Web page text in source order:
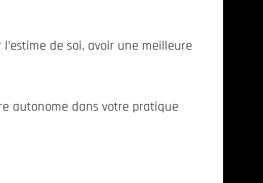
de soi, avoir une meilleure
autonome dans votre pratique